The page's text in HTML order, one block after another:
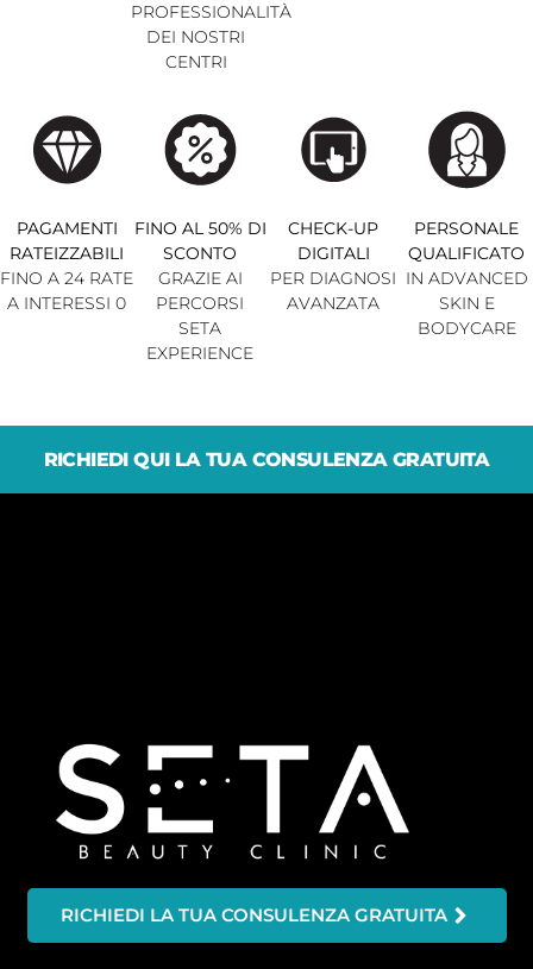
PROFESSIONALITÀ
DEI NOSTRI
CENTRI
PAGAMENTI
RATEIZZABILI
FINO A 24 RATE
A INTERESSI 0
FINO AL 50% DI
SCONTO
GRAZIE AI
PERCORSI
SETA
EXPERIENCE
CHECK-UP
DIGITALI
PER DIAGNOSI
AVANZATA
PERSONALE
QUALIFICATO
IN ADVANCED
SKIN E
BODYCARE
RICHIEDI QUI LA TUA CONSULENZA GRATUITA
RICHIEDI LA TUA CONSULENZA GRATUITA